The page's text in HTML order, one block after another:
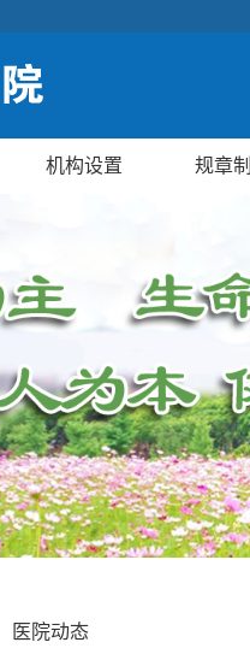
机构设置 规章
医院动态